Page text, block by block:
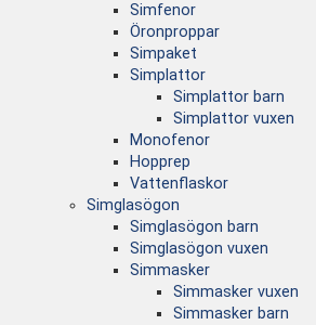
Simfenor
Öronproppar
Simpaket
Simplattor
Simplattor barn
Simplattor vuxen
Monofenor
Hopprep
Vattenflaskor
Simglasögon
Simglasögon barn
Simglasögon vuxen
Simmasker
Simmasker vuxen
Simmasker barn